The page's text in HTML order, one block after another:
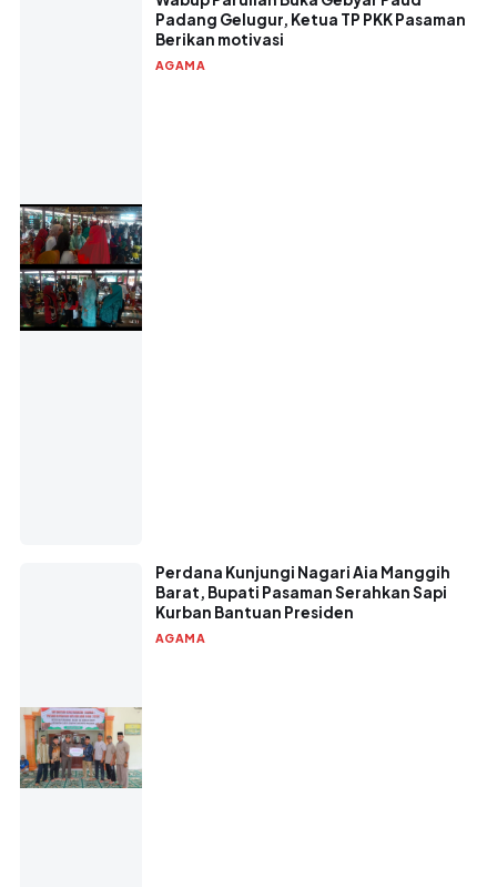
Padang Gelugur, Ketua TP PKK Pasaman
Berikan motivasi
AGAMA
Perdana Kunjungi Nagari Aia Manggih
Barat, Bupati Pasaman Serahkan Sapi
Kurban Bantuan Presiden
AGAMA